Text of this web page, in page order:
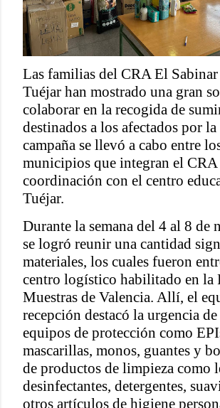
Las familias del CRA El
Tuéjar han mostrado una gran
colaborar en la recogida de
destinados a los afectados por
campaña se llevó a cabo entre
municipios que integran el CRA
coordinación con el centro
Tuéjar.
Durante la semana del 4 al 8 de
se logró reunir una cantidad
materiales, los cuales fueron
centro logístico habilitado en la
Muestras de Valencia. Allí, el
recepción destacó la urgencia
equipos de protección como
mascarillas, monos, guantes y
de productos de limpieza como
desinfectantes, detergentes,
otros artículos de higiene